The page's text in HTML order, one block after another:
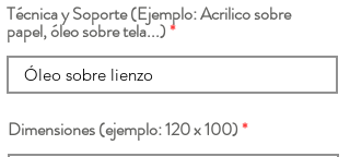
Técnica y Soporte (Ejemplo: Acrilico sobre
papel, óleo sobre tela...)
Dimensiones (ejemplo: 120 x 100)